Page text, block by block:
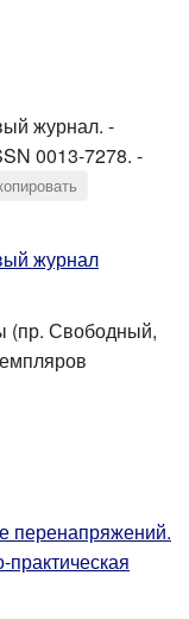
журнал. -
0013-7278. -
журнал
(пр. Свободный,
перенапряжений.